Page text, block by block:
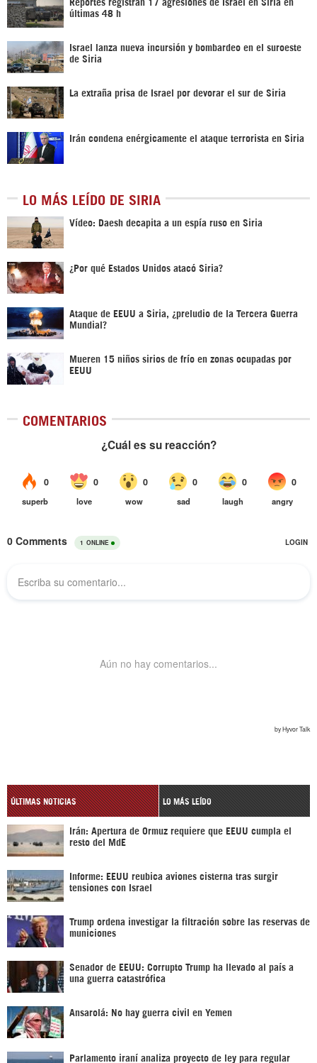
Reportes registran 17 agresiones de Israel en Siria en
últimas 48 h
Israel lanza nueva incursión y bombardeo en el suroeste
de Siria
La extraña prisa de Israel por devorar el sur de Siria
Irán condena enérgicamente el ataque terrorista en Siria
LO MÁS LEÍDO DE SIRIA
Vídeo: Daesh decapita a un espía ruso en Siria
¿Por qué Estados Unidos atacó Siria?
Ataque de EEUU a Siria, ¿preludio de la Tercera Guerra
Mundial?
Mueren 15 niños sirios de frío en zonas ocupadas por
EEUU
COMENTARIOS
ÚLTIMAS NOTICIAS LO MÁS LEÍDO
Irán: Apertura de Ormuz requiere que EEUU cumpla el
resto del MdE
Informe: EEUU reubica aviones cisterna tras surgir
tensiones con Israel
Trump ordena investigar la filtración sobre las reservas de
municiones
Senador de EEUU: Corrupto Trump ha llevado al país a
una guerra catastrófica
Ansarolá: No hay guerra civil en Yemen
Parlamento iraní analiza proyecto de ley para regular